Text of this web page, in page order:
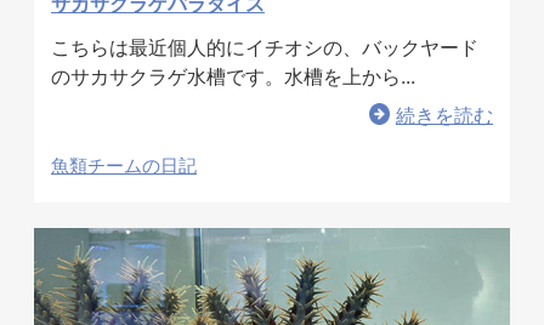
こちらは最近個人的にイチオシの、バックヤード
のサカサクラゲ水槽です。水槽を上から...
続きを読む
魚類チームの日記
ホテル事業者様